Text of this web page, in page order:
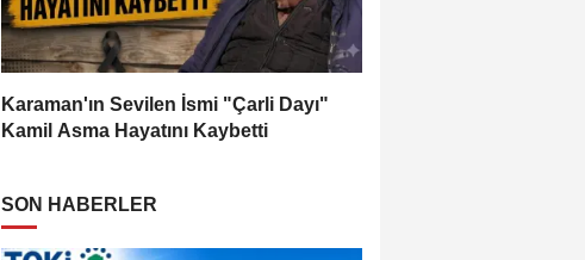
Karaman'ın Sevilen İsmi "Çarli Dayı"
Kamil Asma Hayatını Kaybetti
SON HABERLER